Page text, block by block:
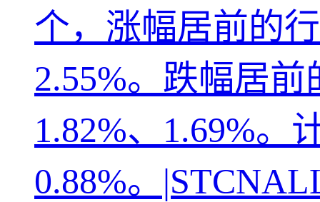
个，涨幅居前的
2.55%。跌幅居
1.82%、1.69%。
0.88%。